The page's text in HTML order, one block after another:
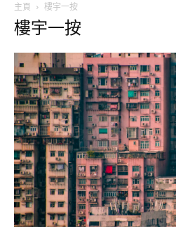
主頁 樓宇一按
樓宇一按